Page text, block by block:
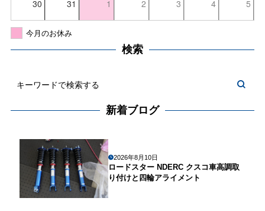
30 31 1 2 3 4 5
今月のお休み
検索
新着ブログ
2026年8月10日
ロードスター NDERC クスコ車高調取
り付けと四輪アライメント